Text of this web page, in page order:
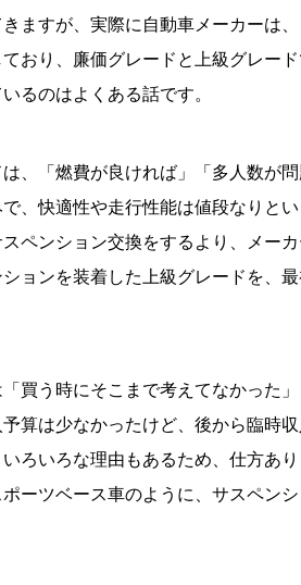
ますが、実際に自動車メーカーは
おり、廉価グレードと上級グレー
るのはよくある話です。
、「燃費が良ければ」「多人数が
、快適性や走行性能は値段なりと
ペンション交換をするより、メー
ョンを装着した上級グレードを、
買う時にそこまで考えてなかった
算は少なかったけど、後から臨時
ろいろな理由もあるため、仕方あ
ーツベース車のように、サスペン